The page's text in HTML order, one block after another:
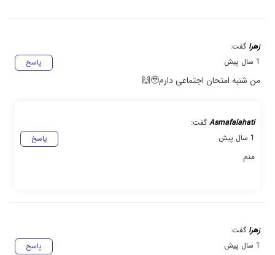
زهرا گفت:
پاسخ
1 سال پیش
من شنبه امتحان اجتماعی دارم🥹🙌
Asmafalahati گفت:
پاسخ
1 سال پیش
منم
زهرا گفت:
پاسخ
1 سال پیش